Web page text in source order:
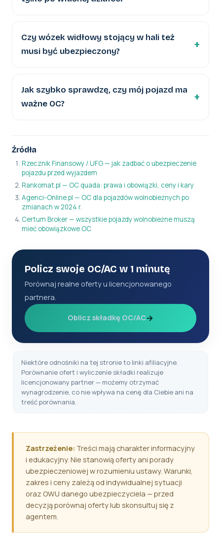
Czy wózek widłowy stojący w hali też
musi być ubezpieczony?
Jak szybko sprawdzę, czy mój pojazd ma
ważne OC?
Źródła
Rzecznik Finansowy / UFG — jak zadbać o ubezpieczenie
pojazdu przed wyjazdem
Rankomat.pl — OC quada: prawa i obowiązki, ceny i kary
Agenci-Online.pl — OC dla pojazdów wolnobieżnych po
zmianach w 2024 r.
Certum Broker — wszystkie pojazdy wolnobieżne muszą
mieć obowiązkowe OC
Policz swoje OC/AC w 1 minutę
Porównaj realne oferty u licencjonowanego
partnera.
Oblicz składkę OC/AC→
Niektóre odnośniki na tej stronie to linki afiliacyjne.
Porównanie ofert i wyliczenie składki realizuje
licencjonowany partner — możemy otrzymać
wynagrodzenie, co nie wpływa na cenę dla Ciebie ani na
treść porównania.
Zastrzeżenie: Treści mają charakter informacyjny
i edukacyjny. Nie stanowią oferty ani porady
ubezpieczeniowej w rozumieniu ustawy. Warunki,
zakres i ceny zależą od indywidualnej sytuacji
oraz OWU danego ubezpieczyciela — przed
decyzją porównaj oferty lub skonsultuj się z
agentem.